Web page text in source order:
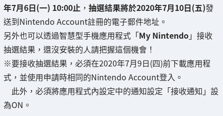
年7月6日(一) 10:00止 ， 抽選結果將於2020年7月10日(五)發
送到Nintendo Account註冊的電子郵件地址。
另外也可以透過智慧型手機應用程式「My Nintendo」接收
抽選結果，還沒安裝的人請把握這個機會！
※要接收抽選結果，必須在2020年7月9日(四)前下載應用程
式，並使用申請時相同的Nintendo Account登入。
此外，必須將應用程式內設定中的通知設定「接收通知」設
為ON。